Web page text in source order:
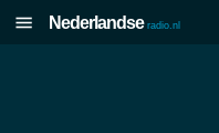
Nederlandse radio.nl